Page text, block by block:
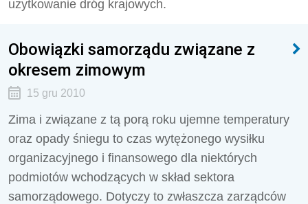
użytkowanie dróg krajowych.
Obowiązki samorządu związane z
okresem zimowym
15 gru 2010
Zima i związane z tą porą roku ujemne temperatury
oraz opady śniegu to czas wytężonego wysiłku
organizacyjnego i finansowego dla niektórych
podmiotów wchodzących w skład sektora
samorządowego. Dotyczy to zwłaszcza zarządców